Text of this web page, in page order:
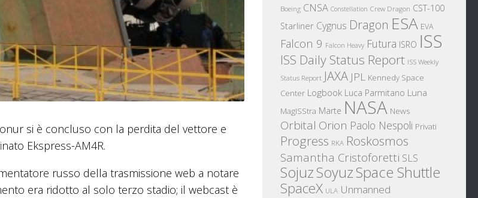
si è concluso con la perdita del vettore e
Ekspress-AM4R.
russo della trasmissione web a notare
era ridotto al solo terzo stadio; il webcast è
Boeing CNSA Constellation Crew Dragon CST-100
Starliner Cygnus Dragon ESA EVA
Falcon 9 Falcon Heavy Futura ISRO ISS
ISS Daily Status Report ISS Weekly
Status Report JAXA JPL Kennedy Space
Center Logbook Luca Parmitano Luna
MagISStra Marte NASA News
Orbital Orion Paolo Nespoli Privati
Progress RKA Roskosmos
Samantha Cristoforetti SLS
SojuzSoyuzSpace Shuttle
SpaceX ULA Unmanned